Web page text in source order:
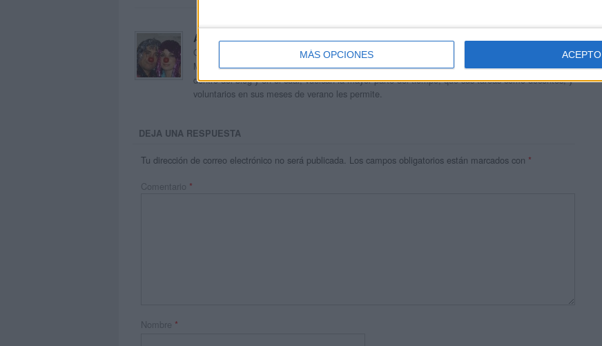
MÁS OPCIONES ACEPTO
Acerca de orientacionandujar
Orientación Andújar no es solo un blog, es la apuesta personal de dos profesores Ginés y
Maribel, que además de ser pareja, son los encargados de los contenidos que encontramos
dentro del blog y en el cual, vuelcan la mayor parte del tiempo, que sus tareas como docentes, y
voluntarios en sus meses de verano les permite.
DEJA UNA RESPUESTA
Tu dirección de correo electrónico no será publicada. Los campos obligatorios están marcados con *
Comentario *
Nombre *